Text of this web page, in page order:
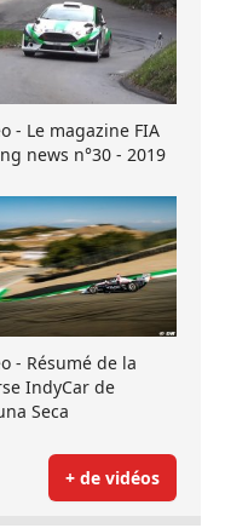
- Le magazine FIA
news n°30 - 2019
- Résumé de la
IndyCar de
Seca
+ de vidéos